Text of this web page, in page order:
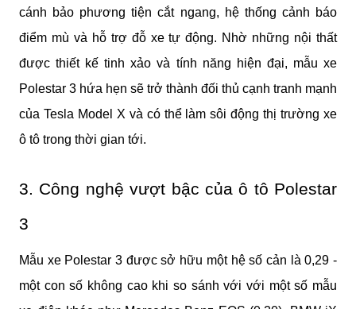
cánh bảo phương tiện cắt ngang, hệ thống cảnh báo
điểm mù và hỗ trợ đỗ xe tự động. Nhờ những nội thất
được thiết kế tinh xảo và tính năng hiện đại, mẫu xe
Polestar 3 hứa hẹn sẽ trở thành đối thủ cạnh tranh mạnh
của Tesla Model X và có thể làm sôi động thị trường xe
ô tô trong thời gian tới.
3. Công nghệ vượt bậc của ô tô Polestar
3
Mẫu xe Polestar 3 được sở hữu một hệ số cản là 0,29 -
một con số không cao khi so sánh với với một số mẫu